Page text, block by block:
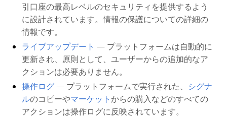
引口座の最高レベルのセキュリティを提供するよう
に設計されています。情報の保護についての詳細の
情報です。
ライブアップデート — プラットフォームは自動的に
更新され、原則として、ユーザーからの追加的なア
クションは必要ありません。
操作ログ— プラットフォームで実行された、 シグナ
ルのコピーやマーケットからの購入などのすべての
アクションは操作ログに反映されています。